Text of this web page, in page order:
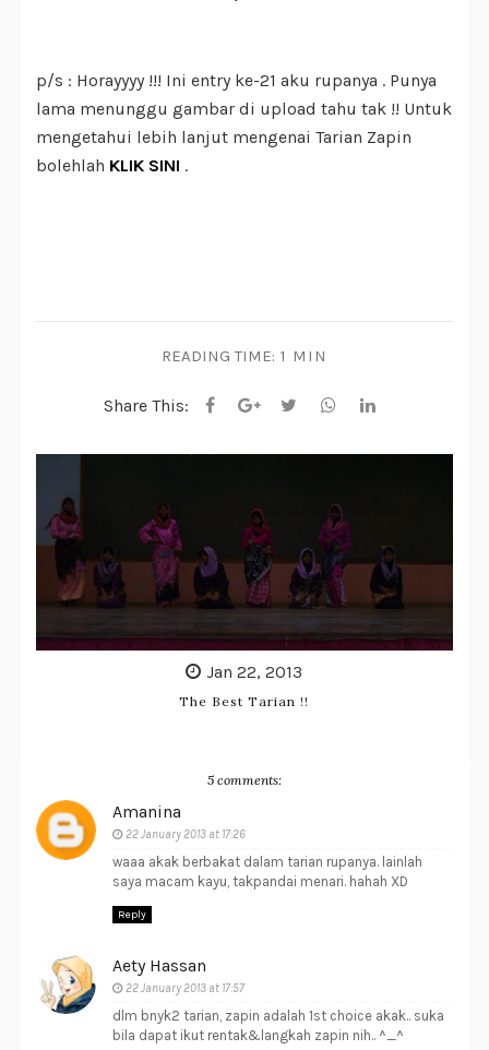
p/s : Horayyyy !!! Ini entry ke-21 aku rupanya . Punya
lama menunggu gambar di upload tahu tak !! Untuk
mengetahui lebih lanjut mengenai Tarian Zapin
bolehlah KLIK SINI .
READING TIME: 1 MIN
Share This:
Jan 22, 2013
The Best Tarian !!
5 comments:
Amanina
22 January 2013 at 17:26
waaa akak berbakat dalam tarian rupanya. lainlah
saya macam kayu, takpandai menari. hahah XD
Reply
Aety Hassan
22 January 2013 at 17:57
dlm bnyk2 tarian, zapin adalah 1st choice akak.. suka
bila dapat ikut rentak&langkah zapin nih.. ^_^